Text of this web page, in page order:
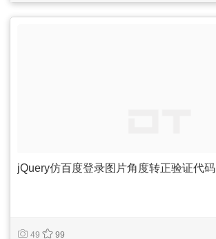
jQuery仿百度登录图片角度转正验证代码
49 99